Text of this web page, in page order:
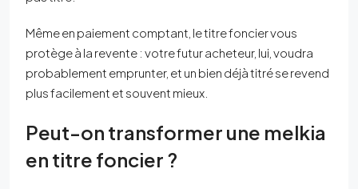
Même en paiement comptant, le titre foncier vous
protège à la revente : votre futur acheteur, lui, voudra
probablement emprunter, et un bien déjà titré se revend
plus facilement et souvent mieux.
Peut-on transformer une melkia
en titre foncier ?